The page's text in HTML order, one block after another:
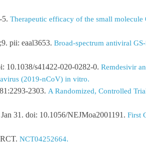
5. Therapeutic efficacy of the small molecule
pii: eaal3653. Broad-spectrum antiviral
10.1038/s41422-020-0282-0. Remdesivir
(2019-nCoV) in vitro.
2303. A Randomized, Controlled
31. doi: 10.1056/NEJMoa2001191. First
NCT04252664.